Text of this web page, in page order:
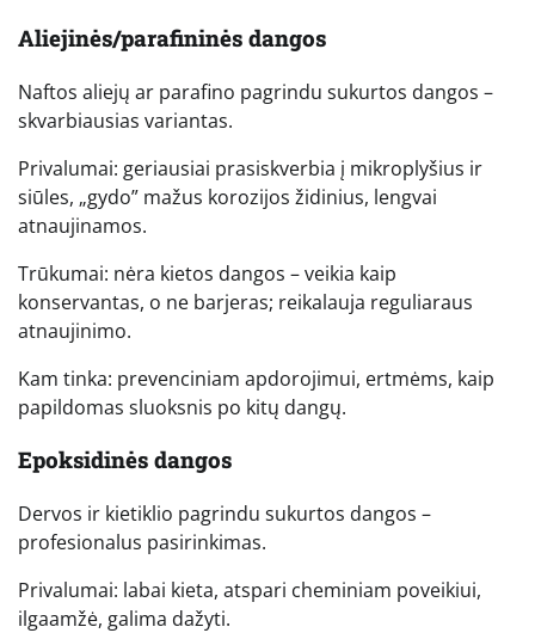
Aliejinės/parafininės dangos
Naftos aliejų ar parafino pagrindu sukurtos dangos –
skvarbiausias variantas.
Privalumai: geriausiai prasiskverbia į mikroplyšius ir
siūles, „gydo” mažus korozijos židinius, lengvai
atnaujinamos.
Trūkumai: nėra kietos dangos – veikia kaip
konservantas, o ne barjeras; reikalauja reguliaraus
atnaujinimo.
Kam tinka: prevenciniam apdorojimui, ertmėms, kaip
papildomas sluoksnis po kitų dangų.
Epoksidinės dangos
Dervos ir kietiklio pagrindu sukurtos dangos –
profesionalus pasirinkimas.
Privalumai: labai kieta, atspari cheminiam poveikiui,
ilgaamžė, galima dažyti.